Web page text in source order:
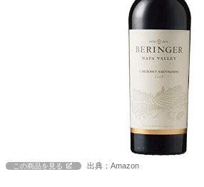
この商品を見る 出典：Amazon